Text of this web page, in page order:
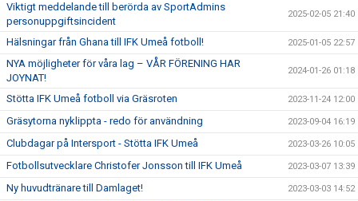
Viktigt meddelande till berörda av SportAdmins
personuppgiftsincident
2025-02-05 21:40
Hälsningar från Ghana till IFK Umeå fotboll! 2025-01-05 22:57
NYA möjligheter för våra lag – VÅR FÖRENING HAR
JOYNAT!
2024-01-26 01:18
Stötta IFK Umeå fotboll via Gräsroten 2023-11-24 12:00
Gräsytorna nyklippta - redo för användning 2023-09-04 16:19
Clubdagar på Intersport - Stötta IFK Umeå 2023-03-26 10:05
Fotbollsutvecklare Christofer Jonsson till IFK Umeå 2023-03-07 13:39
Ny huvudtränare till Damlaget! 2023-03-03 14:52